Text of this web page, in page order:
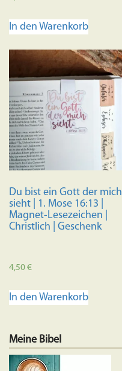
In den Warenkorb
Du bist ein Gott der mich
sieht | 1. Mose 16:13 |
Magnet-Lesezeichen |
Christlich | Geschenk
4,50€
In den Warenkorb
Meine Bibel